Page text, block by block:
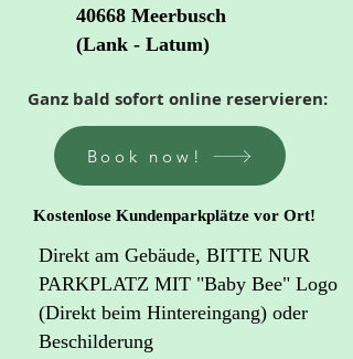
40668 Meerbusch
(Lank - Latum)
Ganz bald sofort online reservieren:
Book now!
Kostenlose Kundenparkplätze vor Ort!
Direkt am Gebäude, BITTE NUR
PARKPLATZ MIT "Baby Bee" Logo
(Direkt beim Hintereingang) oder
Beschilderung